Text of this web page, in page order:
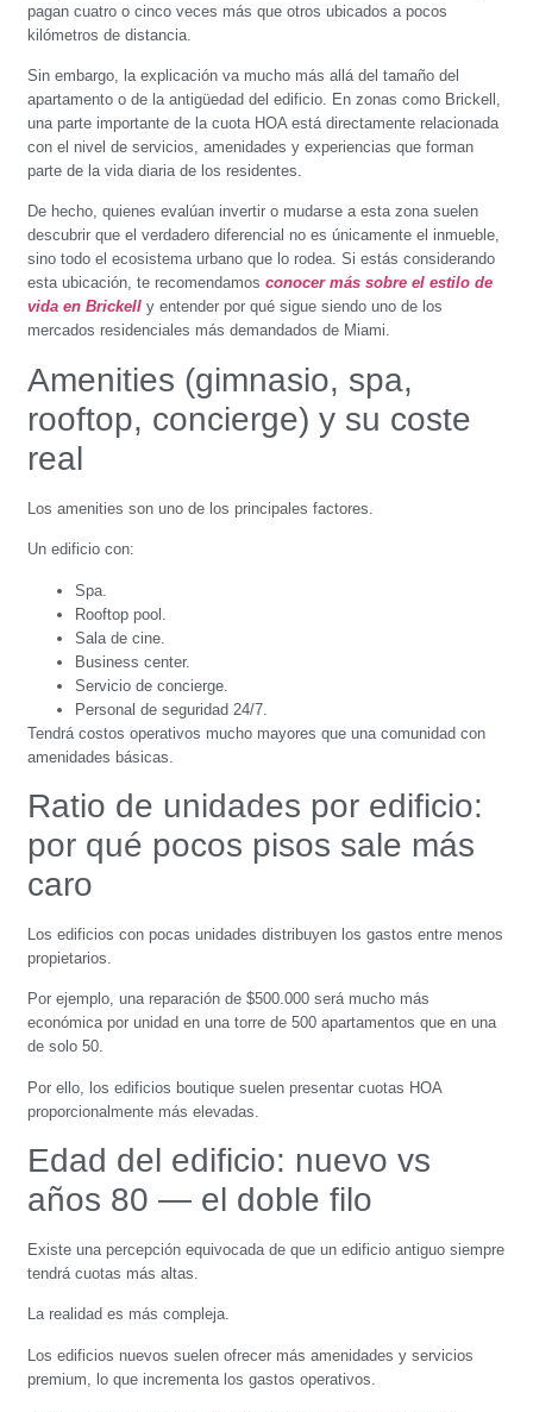
pagan cuatro o cinco veces más que otros ubicados a pocos
kilómetros de distancia.
Sin embargo, la explicación va mucho más allá del tamaño del
apartamento o de la antigüedad del edificio. En zonas como Brickell,
una parte importante de la cuota HOA está directamente relacionada
con el nivel de servicios, amenidades y experiencias que forman
parte de la vida diaria de los residentes.
De hecho, quienes evalúan invertir o mudarse a esta zona suelen
descubrir que el verdadero diferencial no es únicamente el inmueble,
sino todo el ecosistema urbano que lo rodea. Si estás considerando
esta ubicación, te recomendamosconocer más sobre el estilo de
vida en Brickell y entender por qué sigue siendo uno de los
mercados residenciales más demandados de Miami.
Amenities (gimnasio, spa,
rooftop, concierge) y su coste
real
Los amenities son uno de los principales factores.
Un edificio con:
Spa.
Rooftop pool.
Sala de cine.
Business center.
Servicio de concierge.
Personal de seguridad 24/7.
Tendrá costos operativos mucho mayores que una comunidad con
amenidades básicas.
Ratio de unidades por edificio:
por qué pocos pisos sale más
caro
Los edificios con pocas unidades distribuyen los gastos entre menos
propietarios.
Por ejemplo, una reparación de $500.000 será mucho más
económica por unidad en una torre de 500 apartamentos que en una
de solo 50.
Por ello, los edificios boutique suelen presentar cuotas HOA
proporcionalmente más elevadas.
Edad del edificio: nuevo vs
años 80 — el doble filo
Existe una percepción equivocada de que un edificio antiguo siempre
tendrá cuotas más altas.
La realidad es más compleja.
Los edificios nuevos suelen ofrecer más amenidades y servicios
premium, lo que incrementa los gastos operativos.